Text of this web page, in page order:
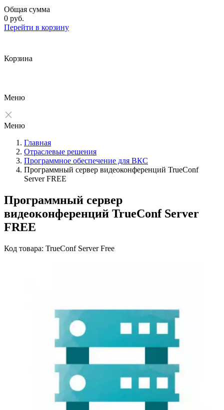
Общая сумма
0 руб.
Перейти в корзину
Корзина
Меню
Меню
Главная
Отраслевые решения
Программное обеспечение для ВКС
Программный сервер видеоконференций TrueConf
Server FREE
Программный сервер
видеоконференций TrueConf Server
FREE
Код товара: TrueConf Server Free